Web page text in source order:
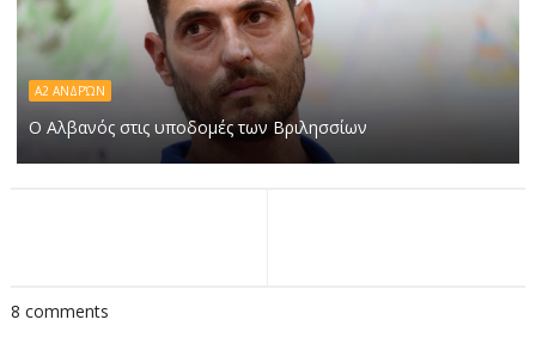
Α2 ΑΝΔΡΏΝ
Ο Αλβανός στις υποδομές των Βριλησσίων
8 comments